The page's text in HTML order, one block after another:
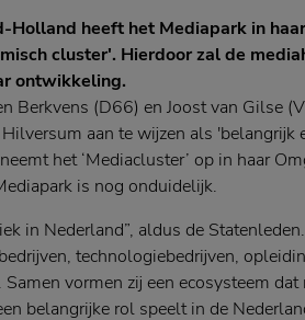
Holland heeft het Mediapark in
cluster'. Hierdoor zal de
ontwikkeling.
Berkvens (D66) en Joost van Gilse
aan te wijzen als 'belangrijk
het ‘Mediacluster’ op in haar
is nog onduidelijk.
in Nederland”, aldus de
technologiebedrijven,
vormen zij een ecosysteem
belangrijke rol speelt in de